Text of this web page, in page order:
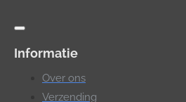
Informatie
Over ons
Verzending